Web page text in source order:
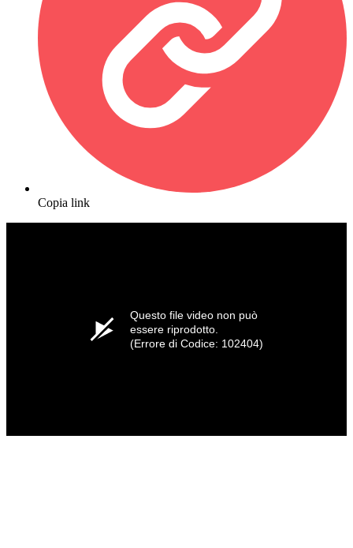
Copia link
Questo file video non può
essere riprodotto.
(Errore di Codice: 102404)